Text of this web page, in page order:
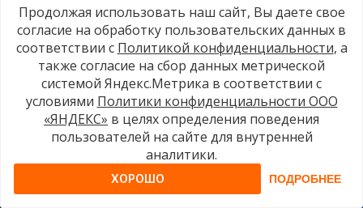
Новости
Видеообзоры
г. Рязань, ул. Маяковского, д. 1а, стр. 3
+7 4912 77-80-81
info@azard.ru
© 2026, Azard Group
Политика конфиденциальности
Продолжая использовать наш сайт, Вы даете свое
согласие на обработку пользовательских данных в
соответствии с Политикой конфиденциальности, а
также согласие на сбор данных метрической
системой Яндекс.Метрика в соответствии с
условиями Политики конфиденциальности ООО
«ЯНДЕКС» в целях определения поведения
пользователей на сайте для внутренней
аналитики.
ХОРОШО ПОДРОБНЕЕ